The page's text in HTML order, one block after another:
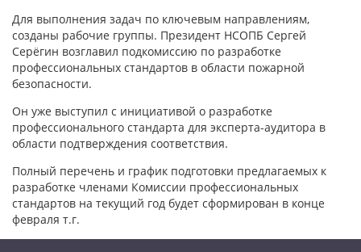
Для выполнения задач по ключевым направлениям,
созданы рабочие группы. Президент НСОПБ Сергей
Серёгин возглавил подкомиссию по разработке
профессиональных стандартов в области пожарной
безопасности.
Он уже выступил с инициативой о разработке
профессионального стандарта для эксперта-аудитора в
области подтверждения соответствия.
Полный перечень и график подготовки предлагаемых к
разработке членами Комиссии профессиональных
стандартов на текущий год будет сформирован в конце
февраля т.г.